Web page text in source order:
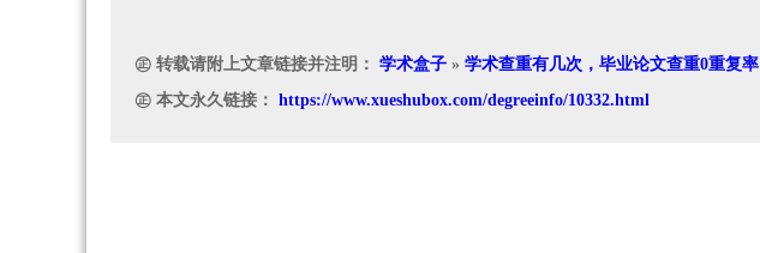
㊣ 转载请附上文章链接并注明： 学术盒子 » 学术查重有几次，毕业论文查重0重复率
㊣ 本文永久链接： https://www.xueshubox.com/degreeinfo/10332.html